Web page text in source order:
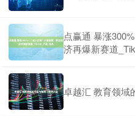
点赢通 暴涨
济再爆新赛道
卓越汇 教育领域